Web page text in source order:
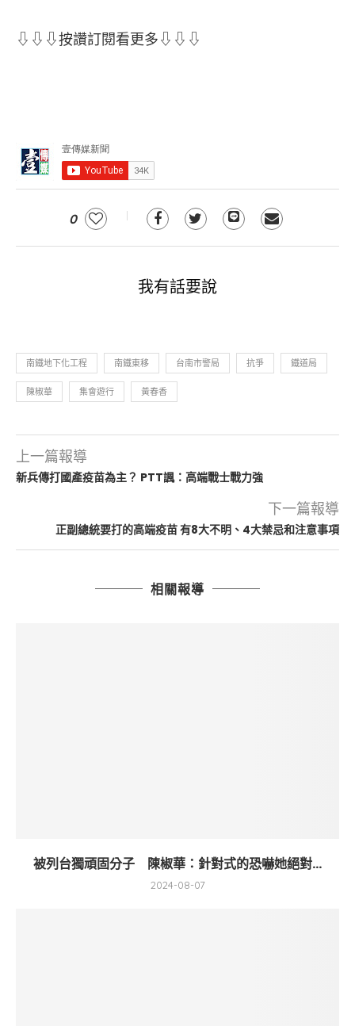
⇩⇩⇩按讚訂閱看更多⇩⇩⇩
0
我有話要說
南鐵地下化工程 南鐵東移 台南市警局 抗爭 鐵道局
陳椒華 集會遊行 黃春香
上一篇報導
新兵傳打國產疫苗為主？ PTT諷：高端戰士戰力強
下一篇報導
正副總統要打的高端疫苗 有8大不明、4大禁忌和注意事項
相關報導
被列台獨頑固分子 陳椒華：針對式的恐嚇她絕對...
2024-08-07